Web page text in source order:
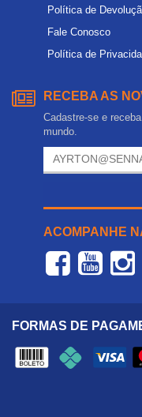
Política de
Fale Conosco
Política de
RECEBA AS
Cadastre-se e
mundo.
ACOMPANHE
FORMAS DE